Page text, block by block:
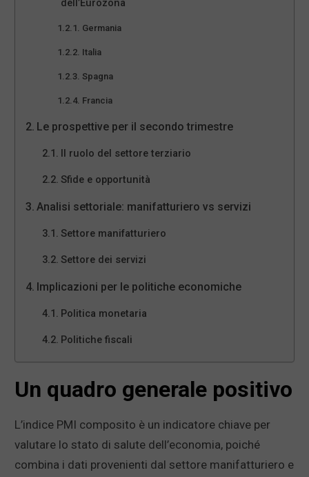
dell’Eurozona
Germania
Italia
Spagna
Francia
Le prospettive per il secondo trimestre
Il ruolo del settore terziario
Sfide e opportunità
Analisi settoriale: manifatturiero vs servizi
Settore manifatturiero
Settore dei servizi
Implicazioni per le politiche economiche
Politica monetaria
Politiche fiscali
Un quadro generale positivo
L’indice PMI composito è un indicatore chiave per
valutare lo stato di salute dell’economia, poiché
combina i dati provenienti dal settore manifatturiero e